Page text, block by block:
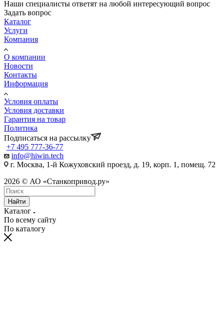
Наши специалисты ответят на любой интересующий вопрос
Задать вопрос
Каталог
Услуги
Компания
О компании
Новости
Контакты
Информация
Условия оплаты
Условия доставки
Гарантия на товар
Политика
Подписаться на рассылку
+7 495 777-36-77
info@hiwin.tech
г. Москва, 1-й Кожуховский проезд, д. 19, корп. 1, помещ. 72
2026 © АО «Станкопривод.ру»
Найти
Каталог
По всему сайту
По каталогу